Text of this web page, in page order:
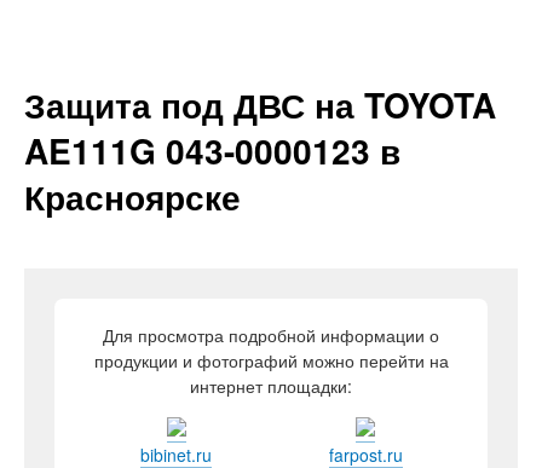
Защита под ДВС на TOYOTA
AE111G 043-0000123 в
Красноярске
Для просмотра подробной информации о
продукции и фотографий можно перейти на
интернет площадки:
bibinet.ru farpost.ru